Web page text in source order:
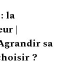
la
|
sa
?